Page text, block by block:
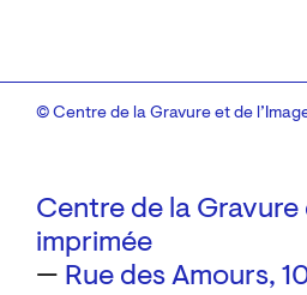
Centre de la Gravure
imprimée
— Rue des Amours,
© Centre de la Gravure et de